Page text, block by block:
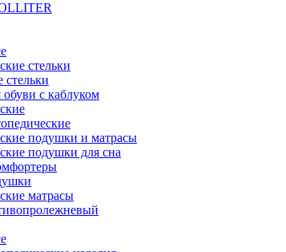
стельки
с каблуком
подушки и матрасы
подушки для сна
матрасы